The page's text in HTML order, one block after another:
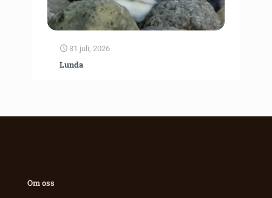
31 juli, 2026
Lunda
Om oss